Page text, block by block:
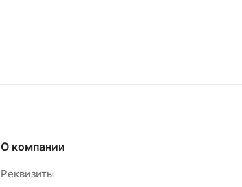
О компании
Реквизиты